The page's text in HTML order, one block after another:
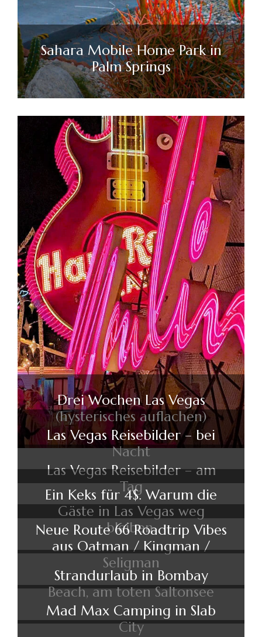
Sahara Mobile Home Park in
Palm Springs
Drei Wochen Las Vegas
(hysterisches auflachen)
Las Vegas Reisebilder – bei
Nacht
Las Vegas Reisebilder – am
Tag
Ein Keks für 4$. Warum die
Gäste in Las Vegas weg
bleiben.
Neue Route 66 Roadtrip Vibes
aus Oatman / Kingman /
Seligman
Strandurlaub in Bombay
Beach, am toten Saltonsee
Mad Max Camping in Slab
City